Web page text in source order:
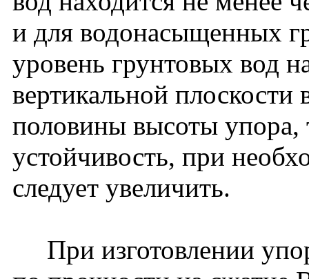
и для водонасыщенных
уровень грунтовых вод
вертикальной
половины высоты упора,
устойчивость, при
следует увеличить.
При изготовлении